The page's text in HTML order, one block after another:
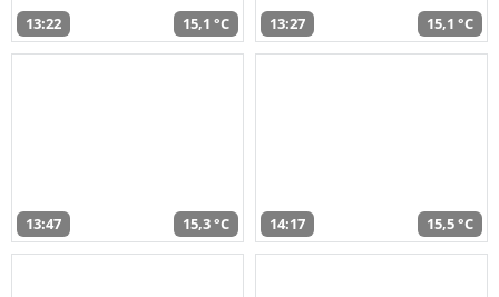
13:22 15,1 °C 13:27 15,1 °C
13:47 15,3 °C 14:17 15,5 °C